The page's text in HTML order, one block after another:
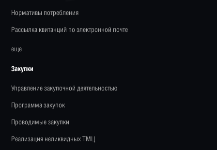
Нормативы потребления
Рассылка квитанций по электронной почте
еще
Закупки
Управление закупочной деятельностью
Программа закупок
Проводимые закупки
Реализация неликвидных ТМЦ